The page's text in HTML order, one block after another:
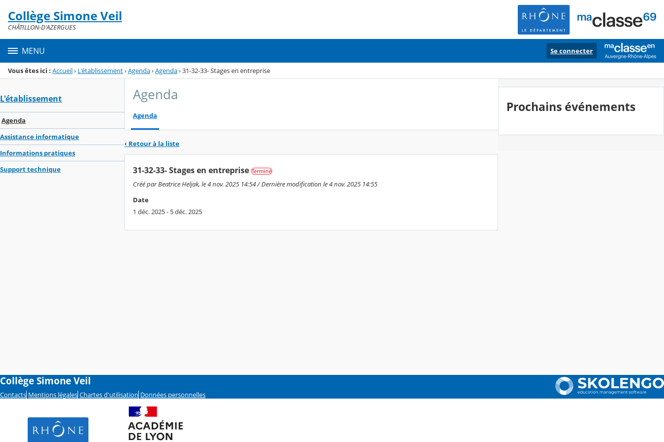
Menu de la rubrique
Contenu
Collège Simone Veil
CHÂTILLON-D'AZERGUES
MENU Se connecter
Vous êtes ici : Accueil› L'établissement›Agenda›Agenda›31-32-33- Stages en entreprise
L'établissement
Agenda
Assistance informatique
Informations pratiques
Support technique
Agenda
Agenda
‹ Retour à la liste
31-32-33- Stages en entreprise Terminé
Créé par Beatrice Heljak, le 4 nov. 2025 14:54 / Dernière modification le 4 nov. 2025 14:55
Date
1 déc. 2025 - 5 déc. 2025
Prochains événements
Collège Simone Veil
Contacts Mentions légales Chartes d'utilisation Données personnelles